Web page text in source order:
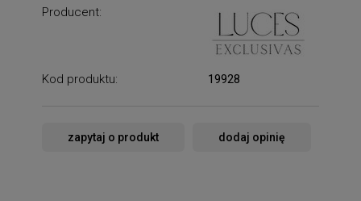
Producent:
Kod produktu: 19928
zapytaj o produkt dodaj opinię